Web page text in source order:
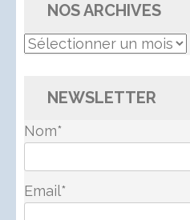
NOS ARCHIVES
Nos
NEWSLETTER
Nom*
Email*